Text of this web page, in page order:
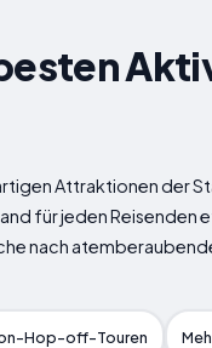
Attraktionen der
für jeden Reisenden
nach
Hop-off-Touren